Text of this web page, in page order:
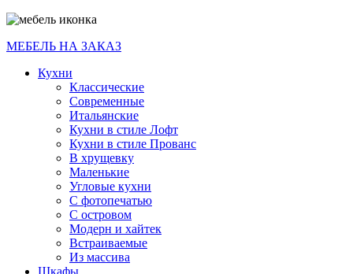
МЕБЕЛЬ НА ЗАКАЗ
Кухни
Классические
Современные
Итальянские
Кухни в стиле Лофт
Кухни в стиле Прованс
В хрущевку
Маленькие
Угловые кухни
С фотопечатью
С островом
Модерн и хайтек
Встраиваемые
Из массива
Шкафы